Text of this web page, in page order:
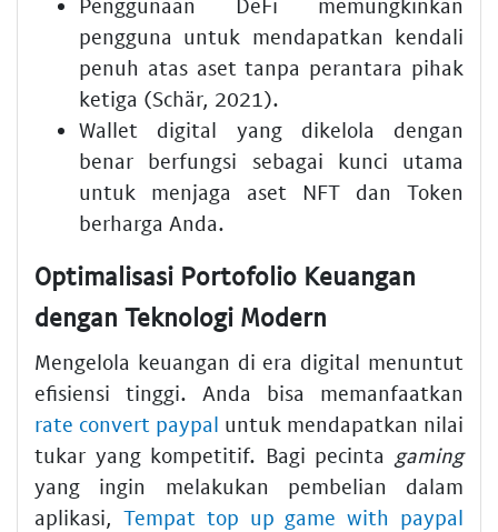
Penggunaan DeFi memungkinkan
pengguna untuk mendapatkan kendali
penuh atas aset tanpa perantara pihak
ketiga (Schär, 2021).
Wallet digital yang dikelola dengan
benar berfungsi sebagai kunci utama
untuk menjaga aset NFT dan Token
berharga Anda.
Optimalisasi Portofolio Keuangan
dengan Teknologi Modern
Mengelola keuangan di era digital menuntut
efisiensi tinggi. Anda bisa memanfaatkan
rate convert paypal untuk mendapatkan nilai
tukar yang kompetitif. Bagi pecinta gaming
yang ingin melakukan pembelian dalam
aplikasi, Tempat top up game with paypal